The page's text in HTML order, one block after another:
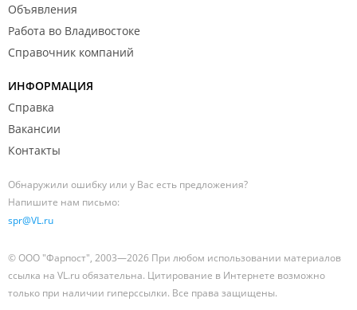
Объявления
Работа во Владивостоке
Справочник компаний
ИНФОРМАЦИЯ
Справка
Вакансии
Контакты
Обнаружили ошибку или у Вас есть предложения?
Напишите нам письмо:
spr@VL.ru
© ООО "Фарпост", 2003—2026 При любом использовании материалов
ссылка на VL.ru обязательна. Цитирование в Интернете возможно
только при наличии гиперссылки. Все права защищены.